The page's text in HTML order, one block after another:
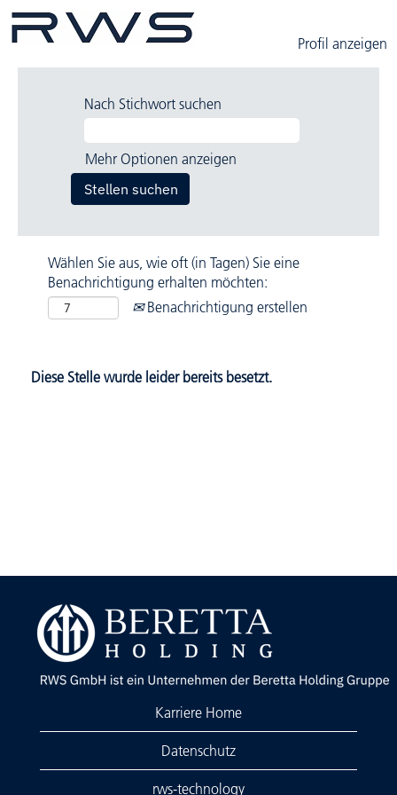
Profil anzeigen
Nach Stichwort suchen
Mehr Optionen anzeigen
Wählen Sie aus, wie oft (in Tagen) Sie eine
Benachrichtigung erhalten möchten:
Benachrichtigung erstellen
Diese Stelle wurde leider bereits besetzt.
Karriere Home
Datenschutz
rws-technology